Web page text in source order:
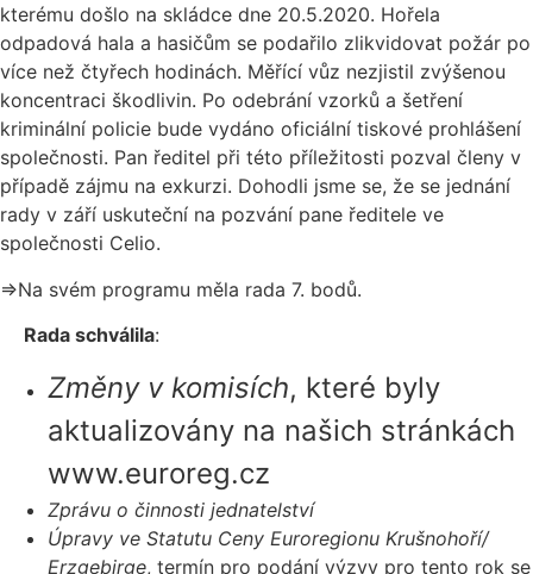
kterému došlo na skládce dne 20.5.2020. Hořela
odpadová hala a hasičům se podařilo zlikvidovat požár po
více než čtyřech hodinách. Měřící vůz nezjistil zvýšenou
koncentraci škodlivin. Po odebrání vzorků a šetření
kriminální policie bude vydáno oficiální tiskové prohlášení
společnosti. Pan ředitel při této příležitosti pozval členy v
případě zájmu na exkurzi. Dohodli jsme se, že se jednání
rady v září uskuteční na pozvání pane ředitele ve
společnosti Celio.
⇒Na svém programu měla rada 7. bodů.
Rada schválila:
Změny v komisích, které byly
aktualizovány na našich stránkách
www.euroreg.cz
Zprávu o činnosti jednatelství
Úpravy ve Statutu Ceny Euroregionu Krušnohoří/
Erzgebirge, termín pro podání výzvy pro tento rok se